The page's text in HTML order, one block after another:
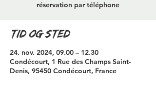
réservation par téléphone
Tid og sted
24. nov. 2024, 09.00 – 12.30
Condécourt, 1 Rue des Champs Saint-
Denis, 95450 Condécourt, France